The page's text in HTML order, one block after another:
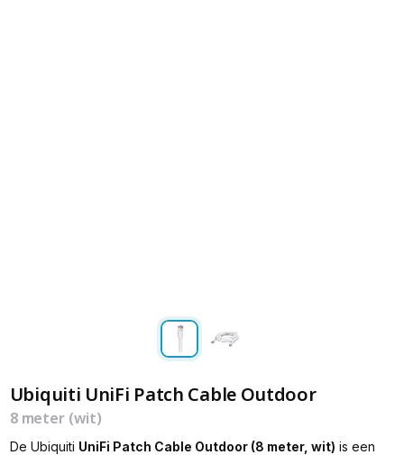
Ubiquiti UniFi Patch Cable Outdoor
8 meter (wit)
De Ubiquiti UniFi Patch Cable Outdoor (8 meter, wit) is een